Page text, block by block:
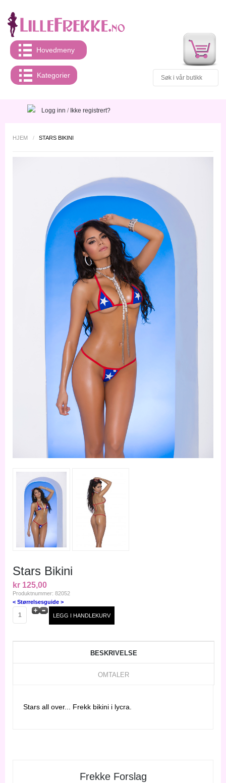
Hovedmeny
Kategorier
Logg inn / Ikke registrert?
HJEM / STARS BIKINI
Stars Bikini
kr 125,00
Produktnummer: 82052
< Størrelsesguide >
BESKRIVELSE
OMTALER
Stars all over... Frekk bikini i lycra.
Frekke Forslag